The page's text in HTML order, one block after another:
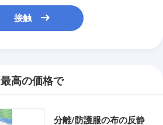
接触
最高の価格で
分離/防護服の布の反静